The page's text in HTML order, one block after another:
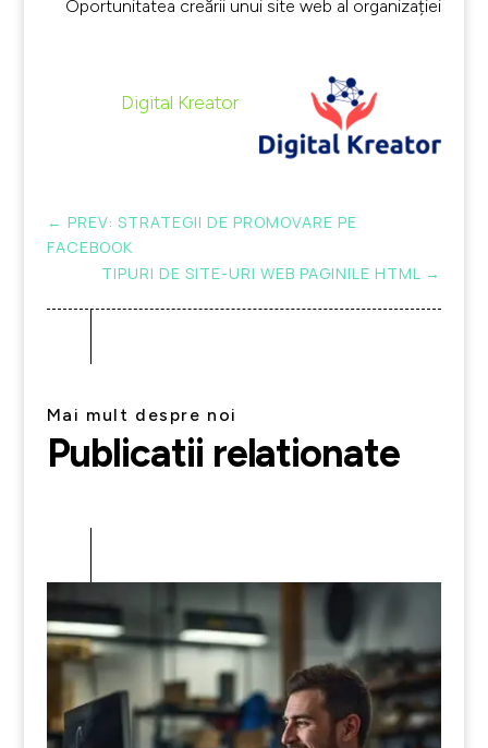
Oportunitatea creării unui site web al organizației
Digital Kreator
← PREV: STRATEGII DE PROMOVARE PE
FACEBOOK
TIPURI DE SITE-URI WEB PAGINILE HTML →
Mai mult despre noi
Publicatii relationate